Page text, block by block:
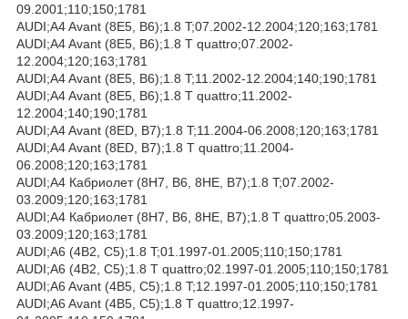
09.2001;110;150;1781
AUDI;A4 Avant (8E5, B6);1.8 T;07.2002-12.2004;120;163;1781
AUDI;A4 Avant (8E5, B6);1.8 T quattro;07.2002-
12.2004;120;163;1781
AUDI;A4 Avant (8E5, B6);1.8 T;11.2002-12.2004;140;190;1781
AUDI;A4 Avant (8E5, B6);1.8 T quattro;11.2002-
12.2004;140;190;1781
AUDI;A4 Avant (8ED, B7);1.8 T;11.2004-06.2008;120;163;1781
AUDI;A4 Avant (8ED, B7);1.8 T quattro;11.2004-
06.2008;120;163;1781
AUDI;A4 Кабриолет (8H7, B6, 8HE, B7);1.8 T;07.2002-
03.2009;120;163;1781
AUDI;A4 Кабриолет (8H7, B6, 8HE, B7);1.8 T quattro;05.2003-
03.2009;120;163;1781
AUDI;A6 (4B2, C5);1.8 T;01.1997-01.2005;110;150;1781
AUDI;A6 (4B2, C5);1.8 T quattro;02.1997-01.2005;110;150;1781
AUDI;A6 Avant (4B5, C5);1.8 T;12.1997-01.2005;110;150;1781
AUDI;A6 Avant (4B5, C5);1.8 T quattro;12.1997-